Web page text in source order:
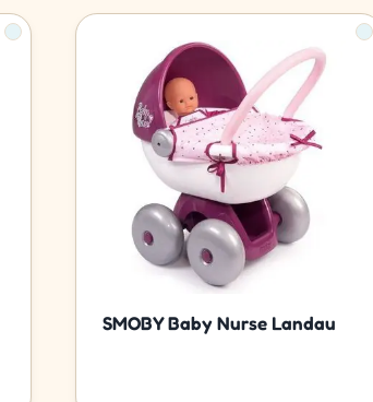
SMOBY Baby Nurse Landau